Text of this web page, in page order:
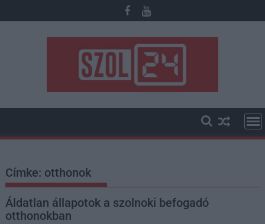
to
Címke: otthonok
Áldatlan állapotok a szolnoki befogadó
otthonokban